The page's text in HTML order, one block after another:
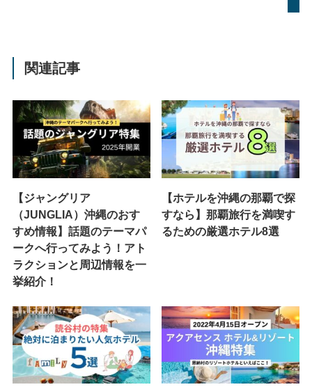
関連記事
【ジャングリア
（JUNGLIA）沖縄のおす
すめ情報】話題のテーマパ
ークへ行ってみよう！アト
ラクションと周辺情報を一
挙紹介！
【ホテルを沖縄の那覇で探
すなら】那覇旅行を満喫す
るための厳選ホテル8選